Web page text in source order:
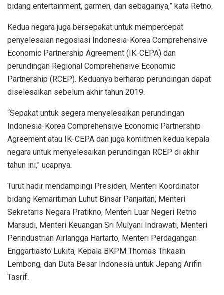
bidang entertainment, garmen, dan sebagainya,” kata Retno.
Kedua negara juga bersepakat untuk mempercepat
penyelesaian negosiasi Indonesia-Korea Comprehensive
Economic Partnership Agreement (IK-CEPA) dan
perundingan Regional Comprehensive Economic
Partnership (RCEP). Keduanya berharap perundingan dapat
diselesaikan sebelum akhir tahun 2019.
“Sepakat untuk segera menyelesaikan perundingan
Indonesia-Korea Comprehensive Economic Partnership
Agreement atau IK-CEPA dan juga komitmen kedua kepala
negara untuk menyelesaikan perundingan RCEP di akhir
tahun ini,” ucapnya.
Turut hadir mendampingi Presiden, Menteri Koordinator
bidang Kemaritiman Luhut Binsar Panjaitan, Menteri
Sekretaris Negara Pratikno, Menteri Luar Negeri Retno
Marsudi, Menteri Keuangan Sri Mulyani Indrawati, Menteri
Perindustrian Airlangga Hartarto, Menteri Perdagangan
Enggartiasto Lukita, Kepala BKPM Thomas Trikasih
Lembong, dan Duta Besar Indonesia untuk Jepang Arifin
Tasrif.